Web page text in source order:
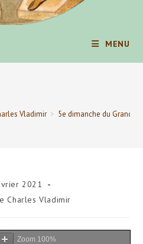
MENU
Vladimir > 5e dimanche du Grand
2021
Charles Vladimir
Zoom 100%